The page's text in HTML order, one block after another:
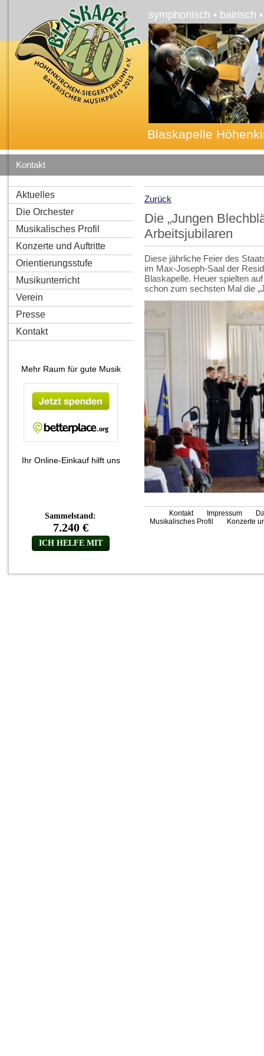
symphonisch • bairisch
Blaskapelle
Kontakt
Aktuelles
Die Orchester
Musikalisches Profil
Konzerte und Auftritte
Orientierungsstufe
Musikunterricht
Verein
Presse
Kontakt
Mehr Raum für gute Musik
Ihr Online-Einkauf hilft uns
Zurück
Die „Jungen
Arbeitsjubilaren
Diese jährliche Feier des
im Max-Joseph-Saal der
Blaskapelle. Heuer spielten
schon zum sechsten Mal die
Kontakt Impressum
Musikalisches Profil
Konzerte